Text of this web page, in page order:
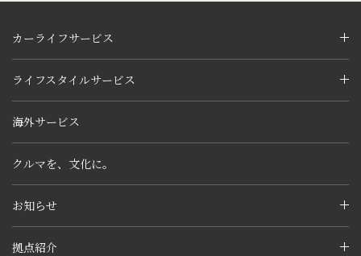
カーライフサービス
ライフスタイルサービス
海外サービス
クルマを、文化に。
お知らせ
拠点紹介